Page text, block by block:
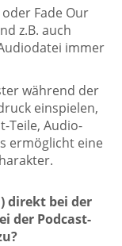
Fade Our
z.B. auch
immer
während der
einspielen,
Teile, Audio-
ermöglicht eine
direkt bei der
der Podcast-